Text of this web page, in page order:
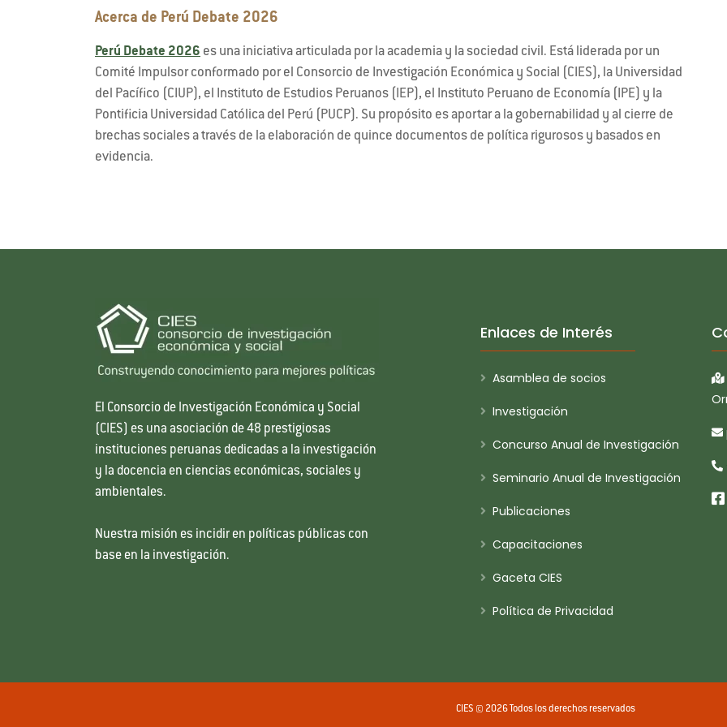
Acerca de Perú Debate 2026
Perú Debate 2026 es una iniciativa articulada por la academia y la sociedad civil. Está liderada por un
Comité Impulsor conformado por el Consorcio de Investigación Económica y Social (CIES), la Universidad
del Pacífico (CIUP), el Instituto de Estudios Peruanos (IEP), el Instituto Peruano de Economía (IPE) y la
Pontificia Universidad Católica del Perú (PUCP). Su propósito es aportar a la gobernabilidad y al cierre de
brechas sociales a través de la elaboración de quince documentos de política rigurosos y basados en
evidencia.
El Consorcio de Investigación Económica y Social
(CIES) es una asociación de 48 prestigiosas
instituciones peruanas dedicadas a la investigación
y la docencia en ciencias económicas, sociales y
ambientales.
Nuestra misión es incidir en políticas públicas con
base en la investigación.
Enlaces de Interés
Asamblea de socios
Investigación
Concurso Anual de Investigación
Seminario Anual de Investigación
Publicaciones
Capacitaciones
Gaceta CIES
Política de Privacidad
CIES © 2026 Todos los derechos reservados